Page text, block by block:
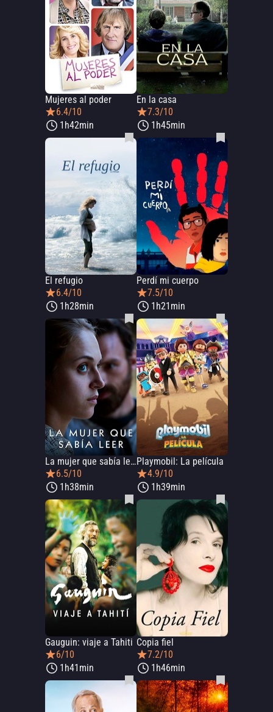
Mujeres al poder
6.4/10
1h42min
En la casa
7.3/10
1h45min
El refugio
6.4/10
1h28min
Perdí mi cuerpo
7.5/10
1h21min
La mujer que sabía leer
6.5/10
1h38min
Playmobil: La película
4.9/10
1h39min
Gauguin: viaje a Tahiti
6/10
1h41min
Copia fiel
7.2/10
1h46min